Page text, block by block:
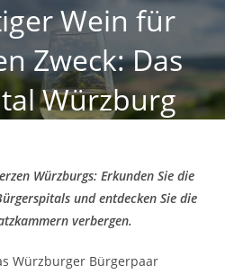
Wein für
Zweck: Das
Würzburg
Würzburgs: Erkunden Sie die
und entdecken Sie die
verbergen.
Würzburger Bürgerpaar